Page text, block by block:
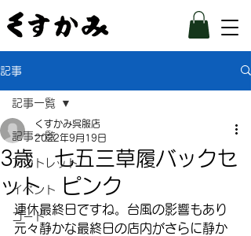
記事
記事一覧
アウトレット
イベント
コート
記事一覧
3歳 七五三草履バックセ
ット ピンク
くすかみ呉服店
2022年9月19日
連休最終日ですね。台風の影響もあり
元々静かな最終日の店内がさらに静か